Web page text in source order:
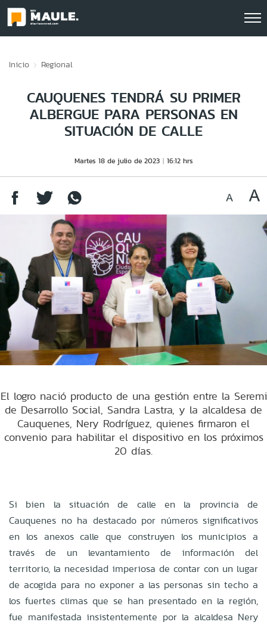
Inicio Regional
CAUQUENES TENDRÁ SU PRIMER
ALBERGUE PARA PERSONAS EN
SITUACIÓN DE CALLE
Martes 18 de julio de 2023 16:12 hrs
El logro nació producto de una gestión entre la Seremi
de Desarrollo Social, Sandra Lastra, y la alcaldesa de
Cauquenes, Nery Rodríguez, quienes firmaron el
convenio para habilitar el dispositivo en los próximos
20 días.
Si bien la situación de calle en la provincia de
Cauquenes no ha destacado por números significativos
en los anexos calle que construyen los municipios a
través de un levantamiento de información del
territorio, la necesidad imperiosa de contar con un lugar
de acogida para no exponer a las personas sin techo a
los fuertes climas que se han presentado en la región,
fue manifestada insistentemente por la alcaldesa Nery